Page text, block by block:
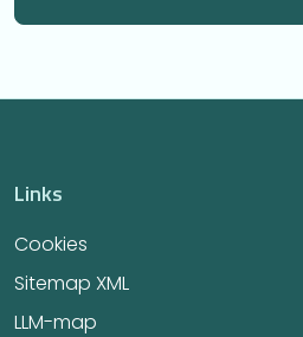
Links
Cookies
Sitemap XML
LLM-map